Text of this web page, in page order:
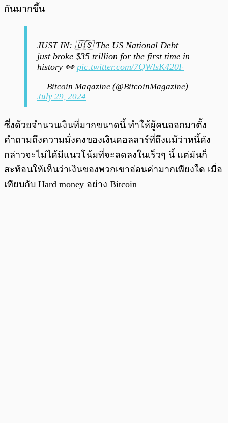
กันมากขึ้น
JUST IN: 🇺🇸 The US National Debt
just broke $35 trillion for the first time in
history 👀 pic.twitter.com/7QWlsK420F
— Bitcoin Magazine (@BitcoinMagazine)
July 29, 2024
ซึ่งด้วยจำนวนเงินที่มากขนาดนี้ ทำให้ผู้คนออกมาตั้ง
คำถามถึงความมั่งคงของเงินดอลลาร์ที่ถึงแม้ว่าหนี้ดัง
กล่าวจะไม่ได้มีแนวโน้มที่จะลดลงในเร็วๆ นี้ แต่มันก็
สะท้อนให้เห็นว่าเงินของพวกเขาอ่อนค่ามากเพียงใด เมื่อ
เทียบกับ Hard money อย่าง Bitcoin